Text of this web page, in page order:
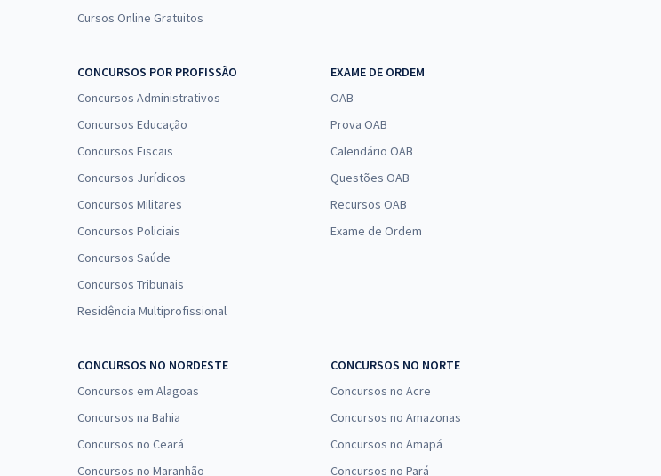
Comprar
Cursos Online Gratuitos
CONCURSOS POR PROFISSÃO
Concursos Administrativos
Concursos Educação
Concursos Fiscais
Concursos Jurídicos
Concursos Militares
Concursos Policiais
Concursos Saúde
Concursos Tribunais
Residência Multiprofissional
EXAME DE ORDEM
OAB
Prova OAB
Calendário OAB
Questões OAB
Recursos OAB
Exame de Ordem
CONCURSOS NO NORDESTE
Concursos em Alagoas
Concursos na Bahia
Concursos no Ceará
Concursos no Maranhão
CONCURSOS NO NORTE
Concursos no Acre
Concursos no Amazonas
Concursos no Amapá
Concursos no Pará